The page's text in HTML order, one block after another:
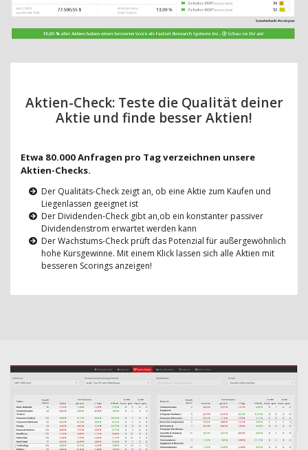
Aktien-Check: Teste die Qualität deiner
Aktie und finde besser Aktien!
Etwa 80.000 Anfragen pro Tag verzeichnen unsere
Aktien-Checks.
Der Qualitäts-Check zeigt an, ob eine Aktie zum Kaufen und
Liegenlassen geeignet ist
Der Dividenden-Check gibt an,ob ein konstanter passiver
Dividendenstrom erwartet werden kann
Der Wachstums-Check prüft das Potenzial für außergewöhnlich
hohe Kursgewinne. Mit einem Klick lassen sich alle Aktien mit
besseren Scorings anzeigen!